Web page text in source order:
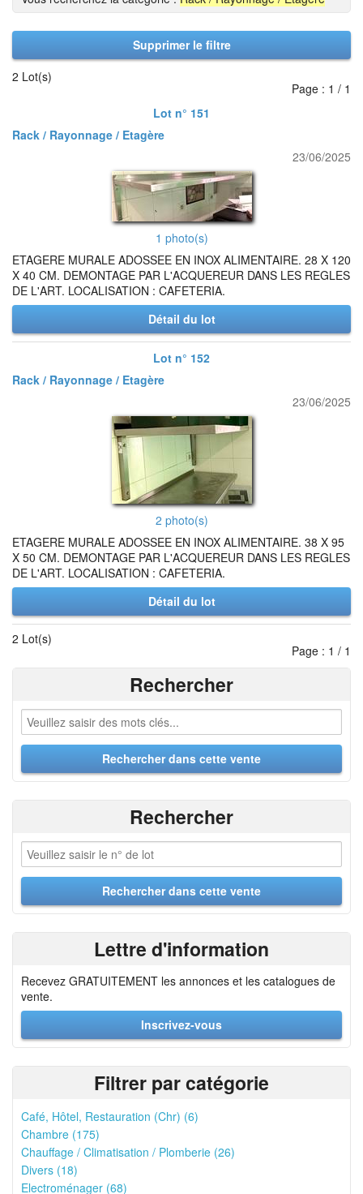
Supprimer le filtre
2 Lot(s)
Page : 1 / 1
Lot n° 151
Rack / Rayonnage / Etagère
23/06/2025
1 photo(s)
ETAGERE MURALE ADOSSEE EN INOX ALIMENTAIRE. 28 X 120
X 40 CM. DEMONTAGE PAR L'ACQUEREUR DANS LES REGLES
DE L'ART. LOCALISATION : CAFETERIA.
Détail du lot
Lot n° 152
Rack / Rayonnage / Etagère
23/06/2025
2 photo(s)
ETAGERE MURALE ADOSSEE EN INOX ALIMENTAIRE. 38 X 95
X 50 CM. DEMONTAGE PAR L'ACQUEREUR DANS LES REGLES
DE L'ART. LOCALISATION : CAFETERIA.
Détail du lot
2 Lot(s)
Page : 1 / 1
Rechercher
Rechercher
Lettre d'information
Recevez GRATUITEMENT les annonces et les catalogues de
vente.
Inscrivez-vous
Filtrer par catégorie
Café, Hôtel, Restauration (Chr) (6)
Chambre (175)
Chauffage / Climatisation / Plomberie (26)
Divers (18)
Electroménager (68)